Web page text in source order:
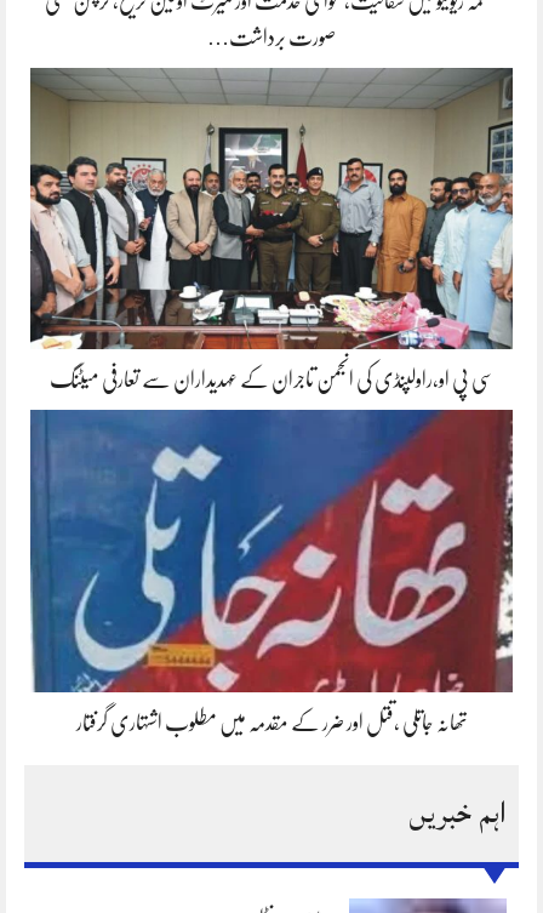
صورت برداشت…
سی پی او،راولپنڈی کی انجمن تاجران کے عہدیداران سے تعارفی میٹنگ
تھانہ جاتلی ،قتل اور ضرر کے مقدمہ میں مطلوب اشتہاری گرفتار
اہم خبریں